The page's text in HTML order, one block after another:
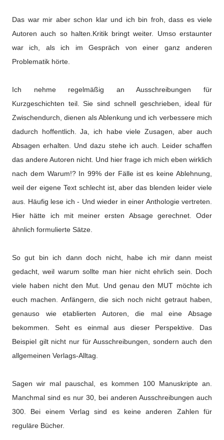
Das war mir aber schon klar und ich bin froh, dass es viele
Autoren auch so halten.Kritik bringt weiter. Umso erstaunter
war ich, als ich im Gespräch von einer ganz anderen
Problematik hörte.
Ich nehme regelmäßig an Ausschreibungen für
Kurzgeschichten teil. Sie sind schnell geschrieben, ideal für
Zwischendurch, dienen als Ablenkung und ich verbessere mich
dadurch hoffentlich. Ja, ich habe viele Zusagen, aber auch
Absagen erhalten. Und dazu stehe ich auch. Leider schaffen
das andere Autoren nicht. Und hier frage ich mich eben wirklich
nach dem Warum!? In 99% der Fälle ist es keine Ablehnung,
weil der eigene Text schlecht ist, aber das blenden leider viele
aus. Häufig lese ich - Und wieder in einer Anthologie vertreten.
Hier hätte ich mit meiner ersten Absage gerechnet. Oder
ähnlich formulierte Sätze.
So gut bin ich dann doch nicht, habe ich mir dann meist
gedacht, weil warum sollte man hier nicht ehrlich sein. Doch
viele haben nicht den Mut. Und genau den MUT möchte ich
euch machen. Anfängern, die sich noch nicht getraut haben,
genauso wie etablierten Autoren, die mal eine Absage
bekommen. Seht es einmal aus dieser Perspektive. Das
Beispiel gilt nicht nur für Ausschreibungen, sondern auch den
allgemeinen Verlags-Alltag.
Sagen wir mal pauschal, es kommen 100 Manuskripte an.
Manchmal sind es nur 30, bei anderen Ausschreibungen auch
300. Bei einem Verlag sind es keine anderen Zahlen für
reguläre Bücher.